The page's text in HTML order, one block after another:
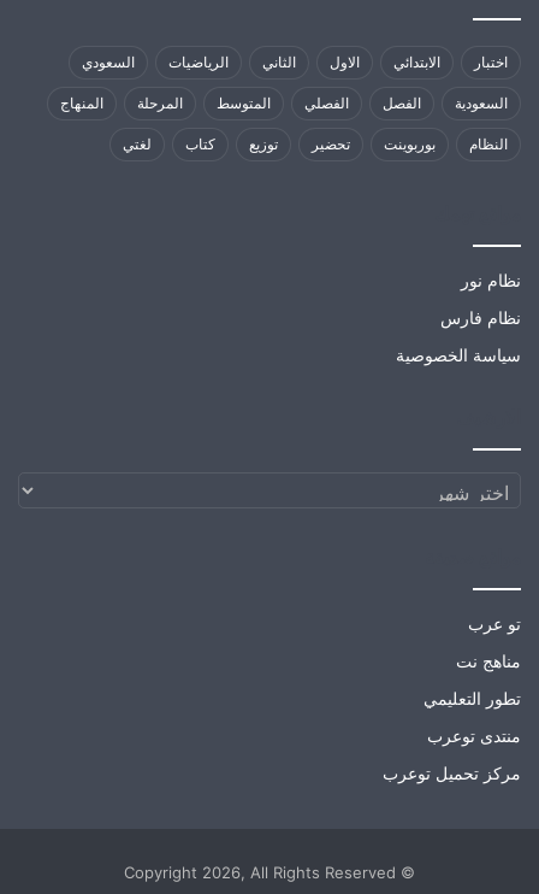
اختبار الابتدائي الاول الثاني الرياضيات السعودي
السعودية الفصل الفصلي المتوسط المرحلة المنهاج
النظام بوربوينت تحضير توزيع كتاب لغتي
نظام نور
نظام فارس
سياسة الخصوصية
الارشيف
تو عرب
مناهج نت
تطور التعليمي
منتدى توعرب
مركز تحميل توعرب
© Copyright 2026, All Rights Reserved